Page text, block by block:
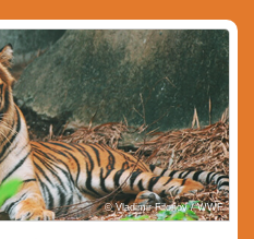
© Vladimir Filonov / WWF